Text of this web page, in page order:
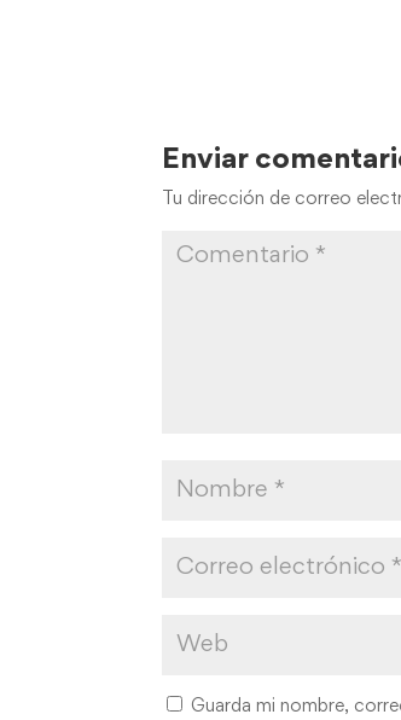
Enviar
Tu dirección de correo
Guarda mi nombre,